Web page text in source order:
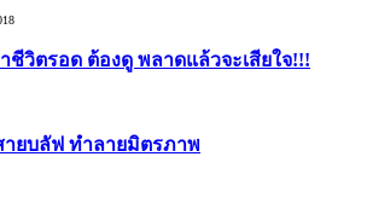
าชีวิตรอด ต้องดู พลาดแล้วจะเสียใจ!!!
ายบลัฟ ทำลายมิตรภาพ